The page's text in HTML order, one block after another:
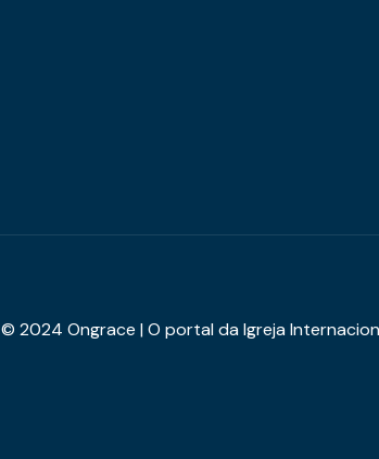
© 2024 Ongrace | O portal da Igreja